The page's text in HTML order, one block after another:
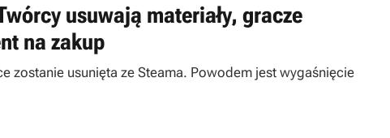
usuwają materiały, gracze
na zakup
zostanie usunięta ze Steama. Powodem jest wygaśnięcie